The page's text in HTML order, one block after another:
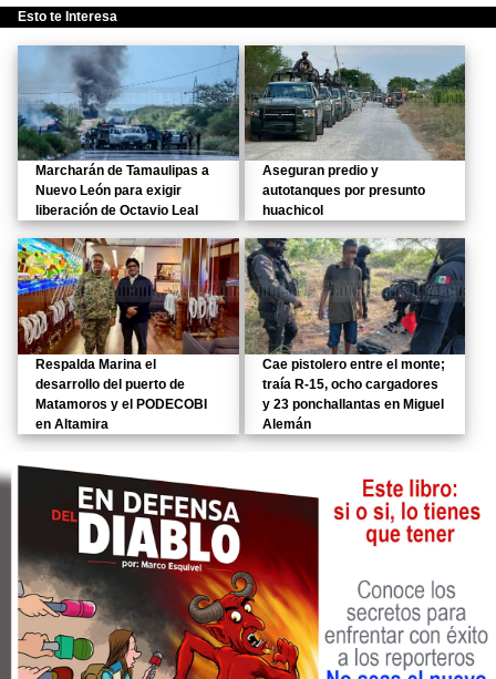
Esto te Interesa
Marcharán de Tamaulipas a
Nuevo León para exigir
liberación de Octavio Leal
Aseguran predio y
autotanques por presunto
huachicol
Respalda Marina el
desarrollo del puerto de
Matamoros y el PODECOBI
en Altamira
Cae pistolero entre el monte;
traía R-15, ocho cargadores
y 23 ponchallantas en Miguel
Alemán